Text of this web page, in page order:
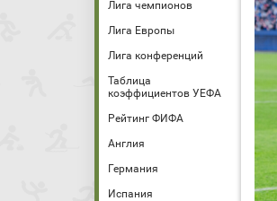
Лига чемпионов
Лига Европы
Лига конференций
Таблица
коэффициентов УЕФА
Рейтинг ФИФА
Англия
Германия
Испания